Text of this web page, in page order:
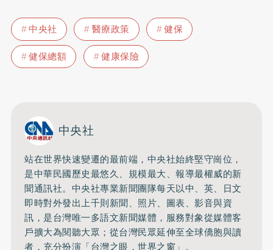
中央社 醫療政策
健保
健保總額
健康保險
中央社
站在世界快速變遷的最前端，中央社始終堅守崗位，
是中華民國歷史最悠久、規模最大、報導最權威的新
聞通訊社。中央社專業新聞團隊每天以中、英、日文
即時對外發出上千則新聞、照片、圖表、影音與資
訊，是台灣唯一多語文新聞媒體，服務對象從媒體客
戶擴大為閱聽大眾；從台灣民眾延伸至全球僑胞與讀
者，充分扮演「台灣之眼，世界之窗」。